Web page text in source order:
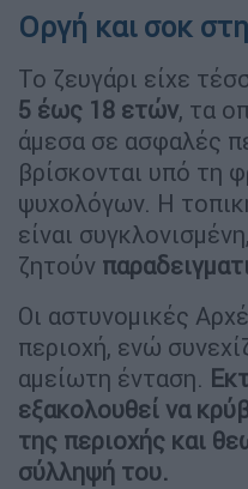
Οργή και σοκ
Το ζευγάρι είχε
5 έως 18 ετών, τα
άμεσα σε ασφαλές
βρίσκονται υπό τη
ψυχολόγων. Η
είναι
ζητούν
Οι αστυνομικές
περιοχή, ενώ
αμείωτη ένταση.
εξακολουθεί να
της περιοχής και
σύλληψή του.